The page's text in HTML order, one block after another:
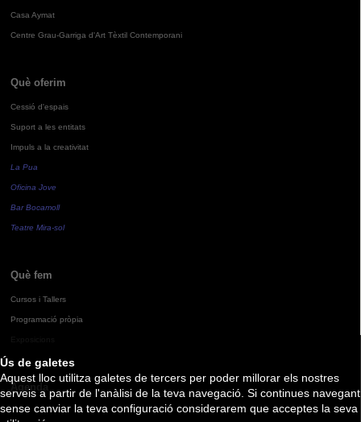
Ús de galetes
Aquest lloc utilitza galetes de tercers per poder millorar els nostres
serveis a partir de l'anàlisi de la teva navegació. Si continues navegant
sense canviar la teva configuració considerarem que acceptes la seva
Casa Aymat
Centre Grau-Garriga d'Art Tèxtil Contemporani
Què oferim
Cessió d'espais
Suport a les entitats
Impuls a la creativitat
La Pua
Oficina Jove
Bar Bocamoll
Teatre Mira-sol
Què fem
Cursos i Tallers
Programació pròpia
Agenda